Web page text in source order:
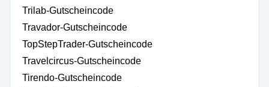
Trilab-Gutscheincode
Travador-Gutscheincode
TopStepTrader-Gutscheincode
Travelcircus-Gutscheincode
Tirendo-Gutscheincode